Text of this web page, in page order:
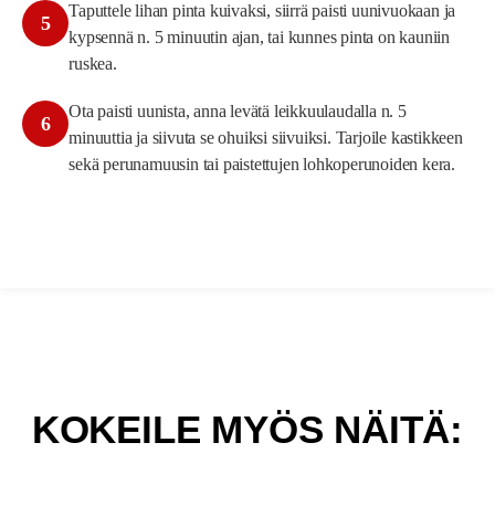
5
Taputtele lihan pinta kuivaksi, siirrä paisti uunivuokaan ja
kypsennä n. 5 minuutin ajan, tai kunnes pinta on kauniin
ruskea.
6
Ota paisti uunista, anna levätä leikkuulaudalla n. 5
minuuttia ja siivuta se ohuiksi siivuiksi. Tarjoile kastikkeen
sekä perunamuusin tai paistettujen lohkoperunoiden kera.
KOKEILE MYÖS NÄITÄ: